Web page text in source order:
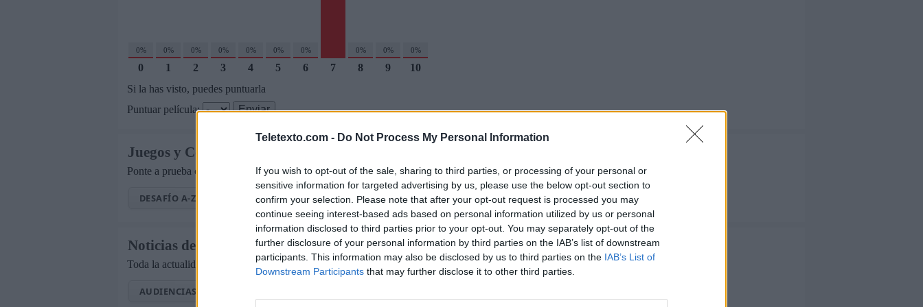
Teletexto.com - Do Not Process My Personal Information
If you wish to opt-out of the sale, sharing to third parties, or processing of your personal or
sensitive information for targeted advertising by us, please use the below opt-out section to
confirm your selection. Please note that after your opt-out request is processed you may
continue seeing interest-based ads based on personal information utilized by us or personal
information disclosed to third parties prior to your opt-out. You may separately opt-out of the
further disclosure of your personal information by third parties on the IAB’s list of downstream
participants. This information may also be disclosed by us to third parties on the IAB’s List of
Downstream Participants that may further disclose it to other third parties.
0% 0% 0% 0% 0% 0% 0% 0% 0% 0%
0 1 2 3 4 5 6 7 8 9
10
Si la has visto, puedes puntuarla
Puntuar película:
Juegos y Concursos de TV
Ponte a prueba con los mejores pasatiempos y concursos inspirados en tus programas favoritos.
DESAFÍO A-Z EL GRAN PANEL CIFRAS LETRAS PALABRA OCULTA SOPA DE LETRAS TV
Noticias de Televisión
Toda la actualidad de la televisión y el streaming en España.
AUDIENCIAS